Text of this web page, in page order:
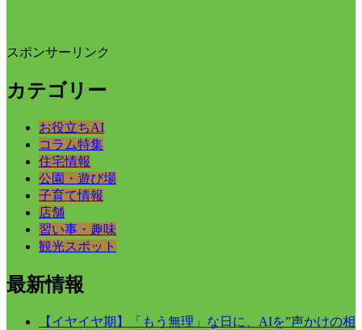
スポンサーリンク
カテゴリー
お役立ちAI
コラム特集
住宅情報
公園・遊び場
子育て情報
店舗
習い事・趣味
観光スポット
最新情報
【イヤイヤ期】「もう無理」な日に、AIを”声かけの相